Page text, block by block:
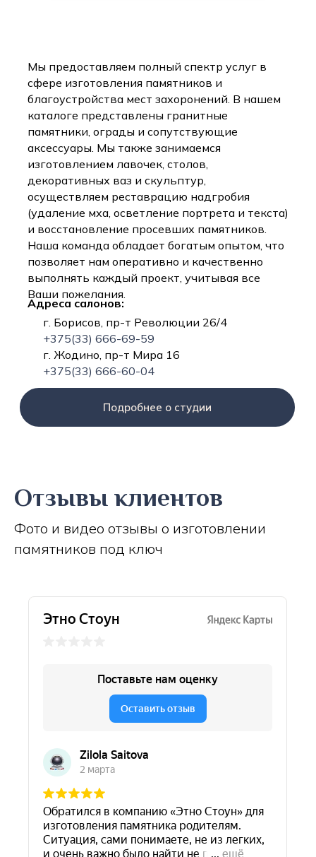
Мы предоставляем полный спектр услуг в
сфере изготовления памятников и
благоустройства мест захоронений. В нашем
каталоге представлены гранитные
памятники, ограды и сопутствующие
аксессуары. Мы также занимаемся
изготовлением лавочек, столов,
декоративных ваз и скульптур,
осуществляем реставрацию надгробия
(удаление мха, осветление портрета и текста)
и восстановление просевших памятников.
Наша команда обладает богатым опытом, что
позволяет нам оперативно и качественно
выполнять каждый проект, учитывая все
Ваши пожелания.
Адреса салонов:
г. Борисов, пр-т Революции 26/4
+375(33) 666-69-59
г. Жодино, пр-т Мира 16
+375(33) 666-60-04
Подробнее о студии
Отзывы клиентов
Фото и видео отзывы о изготовлении
памятников под ключ